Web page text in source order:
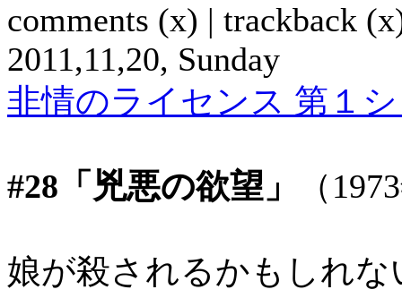
comments (x) | trackback
2011,11,20, Sunday
非情のライセンス 第１
#28「兇悪の欲望」 （
娘が殺されるかもしれ